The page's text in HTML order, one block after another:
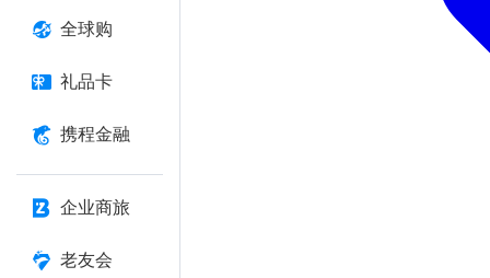
全球购
礼品卡
携程金融
企业商旅
老友会